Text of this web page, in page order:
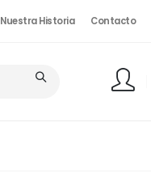
Nuestra Historia Contacto